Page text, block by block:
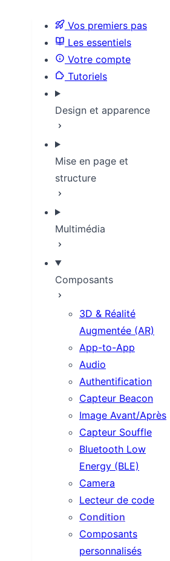
Vos premiers pas
Les essentiels
Votre compte
Tutoriels
Design et apparence
Mise en page et
structure
Multimédia
Composants
3D & Réalité
Augmentée (AR)
App-to-App
Audio
Authentification
Capteur Beacon
Image Avant/Après
Capteur Souffle
Bluetooth Low
Energy (BLE)
Camera
Lecteur de code
Condition
Composants
personnalisés